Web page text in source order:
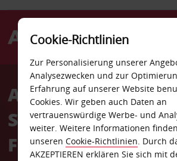
AvisAutovermietung
Sebastián
Flughafen
Cookie-Richtlinien
Zur Personalisierung unserer
Analysezwecken und zur
Erfahrung auf unserer Website
Cookies. Wir geben auch Daten an
vertrauenswürdige Werbe- und
weiter. Weitere Informationen
unseren Cookie-Richtlinien. Durch
AKZEPTIEREN erklären Sie sich mit